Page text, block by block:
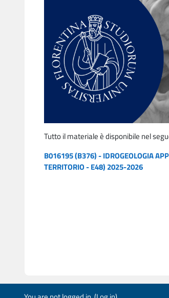
Tutto il materiale è disponibile nel
B016195 (B376) - IDROGEOLOGIA
TERRITORIO - E48) 2025-2026